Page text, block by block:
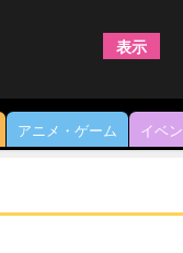
アニメ・ゲーム イベ
表示